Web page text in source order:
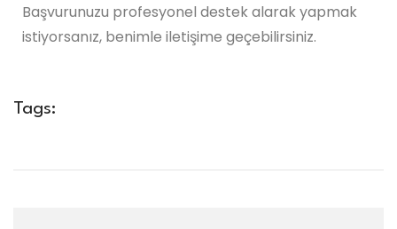
Başvurunuzu profesyonel destek alarak yapmak
istiyorsanız, benimle iletişime geçebilirsiniz.
Tags: